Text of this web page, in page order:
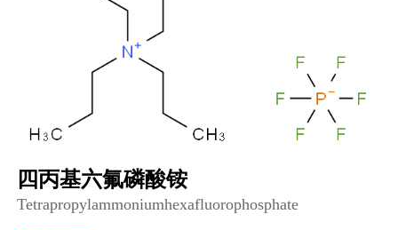
四丙基六氟磷酸铵
Tetrapropylammoniumhexafluorophosphate